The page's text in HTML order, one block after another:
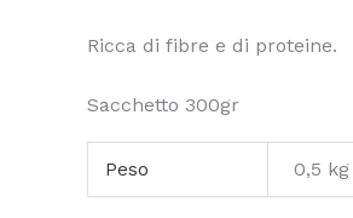
Ricca di fibre e di proteine.
Sacchetto 300gr
Peso 0,5 kg